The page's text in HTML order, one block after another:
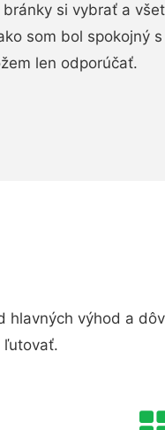
si vybrať a
som bol spokojný
len odporúčať.
výhod a
ľutovať.